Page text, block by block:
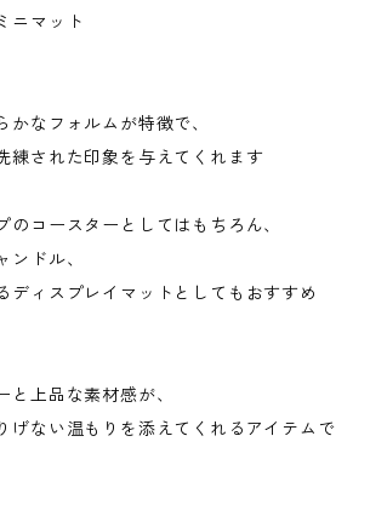
ニマット
かなフォルムが特徴で、
練された印象を与えてくれます
のコースターとしてはもちろん、
ンドル、
ディスプレイマットとしてもおすすめ
と上品な素材感が、
げない温もりを添えてくれるアイテムで